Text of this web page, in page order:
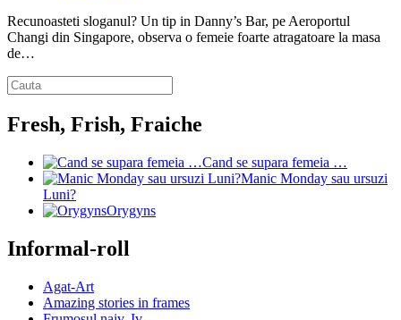
Recunoasteti sloganul? Un tip in Danny’s Bar, pe Aeroportul
Changi din Singapore, observa o femeie foarte atragatoare la masa
de…
Fresh, Frish, Fraiche
Cand se supara femeia …
Manic Monday sau ursuzi
Luni?
Orygyns
Informal-roll
Agat-Art
Amazing stories in frames